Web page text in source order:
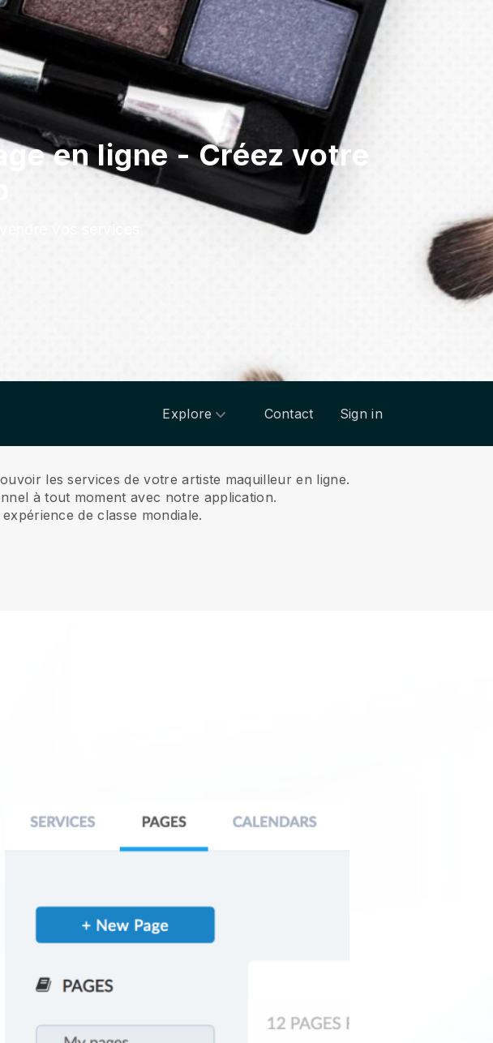
en ligne - Créez votre
vos services
Explore Contact Sign in
les services de votre artiste maquilleur en ligne.
à tout moment avec notre application.
de classe mondiale.